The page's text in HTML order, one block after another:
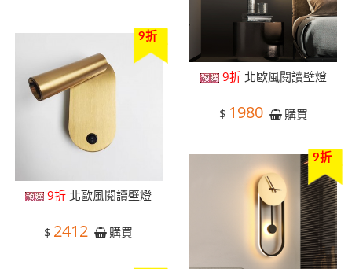
9折北歐風閱讀壁燈
$ 1980 購買
9折
9折 北歐風閱讀壁燈
$ 2412 購買
9折